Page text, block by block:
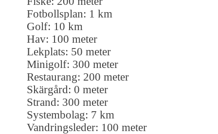
Fotbollsplan: 1 km
Golf: 10 km
Hav: 100 meter
Lekplats: 50 meter
Minigolf: 300 meter
Restaurang: 200 meter
Skärgård: 0 meter
Strand: 300 meter
Systembolag: 7 km
Vandringsleder: 100 meter